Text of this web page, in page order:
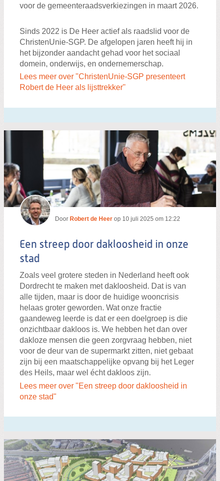
voor de gemeenteraadsverkiezingen in maart 2026.
Sinds 2022 is De Heer actief als raadslid voor de
ChristenUnie-SGP. De afgelopen jaren heeft hij in
het bijzonder aandacht gehad voor het sociaal
domein, onderwijs, en ondernemerschap.
Lees meer over "ChristenUnie-SGP presenteert
Robert de Heer als lijsttrekker"
Door Robert de Heer op 10 juli 2025 om 12:22
Een streep door dakloosheid in onze
stad
Zoals veel grotere steden in Nederland heeft ook
Dordrecht te maken met dakloosheid. Dat is van
alle tijden, maar is door de huidige wooncrisis
helaas groter geworden. Wat onze fractie
gaandeweg leerde is dat er een doelgroep is die
onzichtbaar dakloos is. We hebben het dan over
dakloze mensen die geen zorgvraag hebben, niet
voor de deur van de supermarkt zitten, niet gebaat
zijn bij een maatschappelijke opvang bij het Leger
des Heils, maar wel écht dakloos zijn.
Lees meer over "Een streep door dakloosheid in
onze stad"